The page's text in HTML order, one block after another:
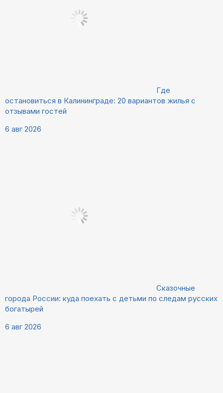
Где
остановиться в Калининграде: 20 вариантов жилья с
отзывами гостей
6 авг 2026
Сказочные
города России: куда поехать с детьми по следам русских
богатырей
6 авг 2026